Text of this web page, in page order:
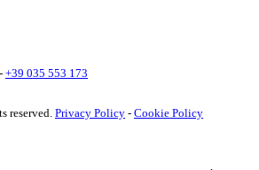
- +39 035 553 173
reserved. Privacy Policy - Cookie Policy